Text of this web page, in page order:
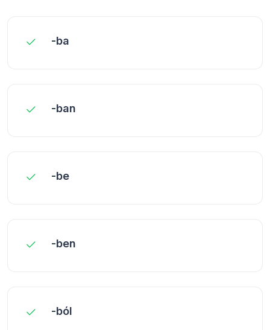
-ba
-ban
-be
-ben
-ból